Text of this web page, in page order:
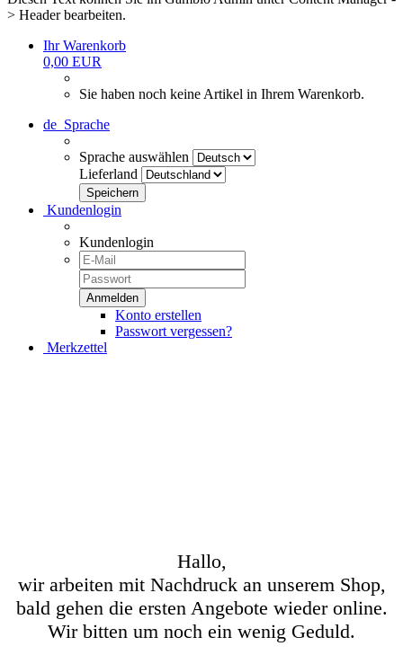
> Header bearbeiten.
Ihr Warenkorb
0,00 EUR
Sie haben noch keine Artikel in Ihrem Warenkorb.
de Sprache
Sprache auswählen
Lieferland
Kundenlogin
Kundenlogin
Konto erstellen
Passwort vergessen?
Merkzettel
Hallo,
wir arbeiten mit Nachdruck an unserem Shop,
bald gehen die ersten Angebote wieder online.
Wir bitten um noch ein wenig Geduld.